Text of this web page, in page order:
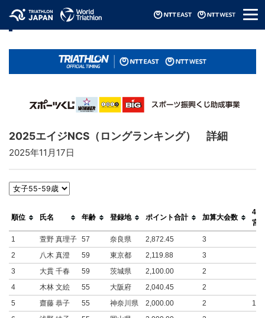
メ
ニ
ー
リザルト / Results
2025エイジNCS（ロングランキング） 詳細
2025年11月17日
順位 氏名 年齢 登録地 ポイント合計 加算大会数
4/
宮
1
萱野 真理子 57 奈良県 2,872.45
3
2
八木 真澄 59 東京都 2,119.88
3
3
大貫 千春 59 茨城県 2,100.00
2
4
木林 文絵 55 大阪府 2,040.45
2
5
齋藤 恭子 55 神奈川県 2,000.00 2